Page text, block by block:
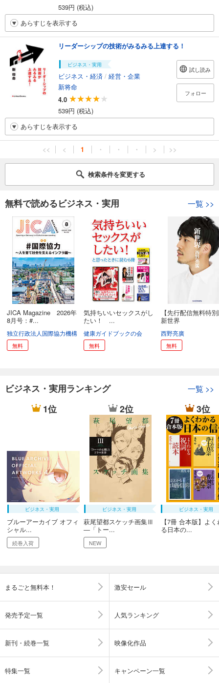
539円 (税込)
あらすじを表示する
リーダーシップの技術がみるみる上達する！
ビジネス・実用
ビジネス・経済 / 経営・企業
新将命
4.0
539円 (税込)
試し読み
フォロー
あらすじを表示する
<< < 1 ・ ・ ・ > >>
検索条件を変更する
無料で読めるビジネス・実用 一覧 >>
JICA Magazine 2026年
8月号：#...
独立行政法人国際協力機構
無料
気持ちいいセックスがし
たい！ ...
健康ガイドブックの会
無料
【先行配信無料特
新世界
西野亮廣
無料
ビジネス・実用ランキング 一覧 >>
1位
ビジネス・実用
ブルーアーカイブ オフィ
シャル...
続巻入荷
2位
ビジネス・実用
萩尾望都スケッチ画集Ⅲ
―「トー...
NEW
3位
ビジネス・実用
【7冊 合本版】よ
る日本の...
まるごと無料本！ 激安セール
発売予定一覧 人気ランキング
新刊・続巻一覧 映像化作品
特集一覧 キャンペーン一覧